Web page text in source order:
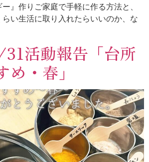
』作りご家庭で手軽に作る方法と、
い生活に取り入れたらいいのか、な
活動報告「台所
・春」